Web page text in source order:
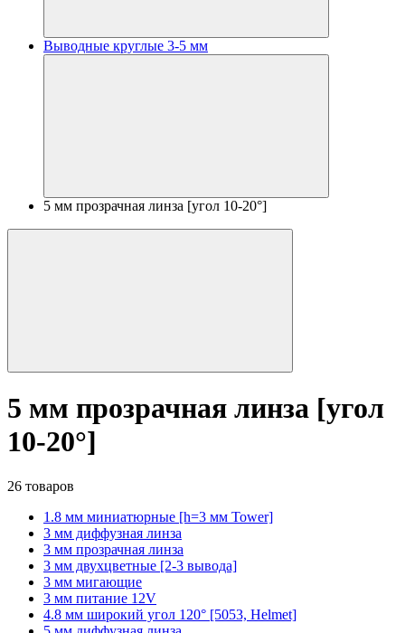
Выводные круглые 3-5 мм
5 мм прозрачная линза [угол 10-20°]
5 мм прозрачная линза [угол
10-20°]
26 товаров
1.8 мм миниатюрные [h=3 мм Tower]
3 мм диффузная линза
3 мм прозрачная линза
3 мм двухцветные [2-3 вывода]
3 мм мигающие
3 мм питание 12V
4.8 мм широкий угол 120° [5053, Helmet]